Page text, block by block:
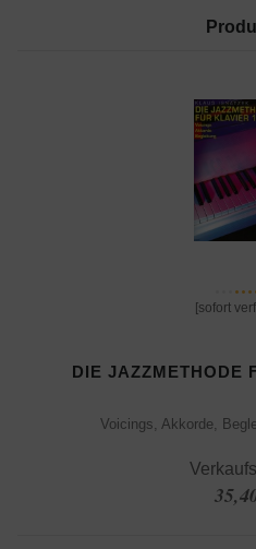
[sofort
DIE JAZZMETHODE
Voicings, Akkorde,